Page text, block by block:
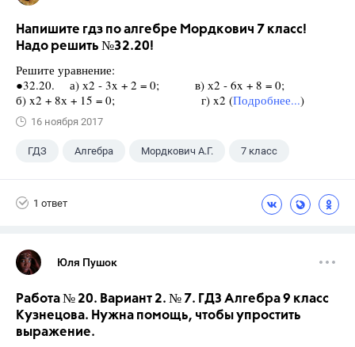
Напишите гдз по алгебре Мордкович 7 класс!
Надо решить №32.20!
Решите уравнение:
●32.20. а) х2 - 3x + 2 = 0; в) х2 - 6x + 8 = 0;
б) x2 + 8х + 15 = 0; г) x2 (Подробнее...)
16 ноября 2017
ГДЗ Алгебра Мордкович А.Г. 7 класс
1 ответ
Юля Пушок
Работа № 20. Вариант 2. № 7. ГДЗ Алгебра 9 класс
Кузнецова. Нужна помощь, чтобы упростить
выражение.